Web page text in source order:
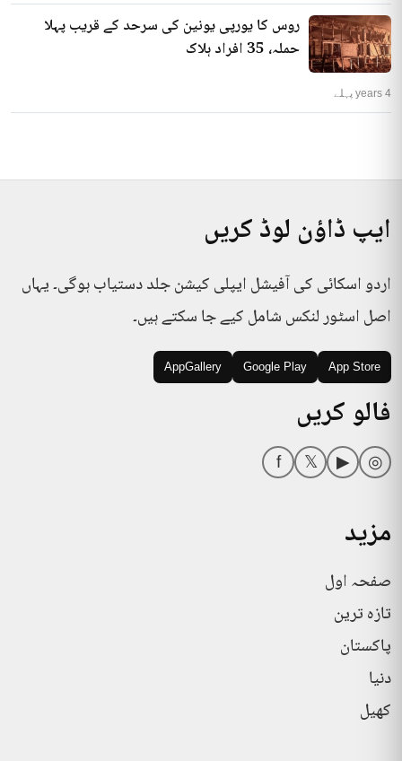
روس کا یورپی یونین کی سرحد کے قریب پہلا
حملہ، 35 افراد ہلاک
4 years پہلے
ایپ ڈاؤن لوڈ کریں
اردو اسکائی کی آفیشل ایپلی کیشن جلد دستیاب ہوگی۔ یہاں
اصل اسٹور لنکس شامل کیے جا سکتے ہیں۔
App Store
Google Play
AppGallery
فالو کریں
◎
▶
𝕏
f
مزید
صفحہ اول
تازہ ترین
پاکستان
دنیا
کھیل